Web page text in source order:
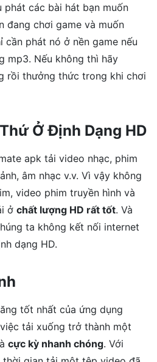
phát các bài hát bạn muốn
đang chơi game và muốn
phát nó ở nền game nếu
mp3. Nếu không thì hãy
rồi thưởng thức trong khi chơi
Ở Định Dạng HD
apk tải video nhạc, phim
âm nhạc v.v. Vì vậy không
video phim truyền hình và
ở chất lượng HD rất tốt. Và
ta không kết nối internet
dạng HD.
tốt nhất của ứng dụng
tải xuống trở thành một
cực kỳ nhanh chóng. Với